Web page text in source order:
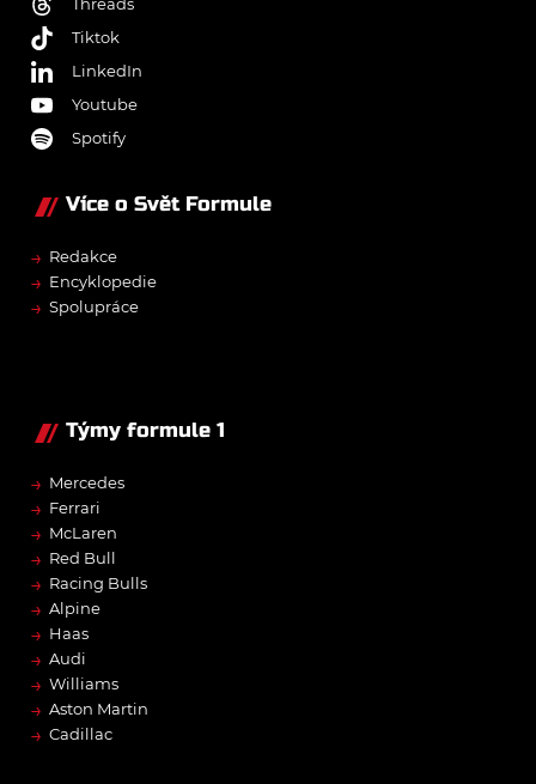
Tiktok
LinkedIn
Youtube
Spotify
Více o Svět Formule
→ Redakce
→ Encyklopedie
→ Spolupráce
Týmy formule 1
→ Mercedes
→ Ferrari
→ McLaren
→ Red Bull
→ Racing Bulls
→ Alpine
→ Haas
→ Audi
→ Williams
→ Aston Martin
→ Cadillac